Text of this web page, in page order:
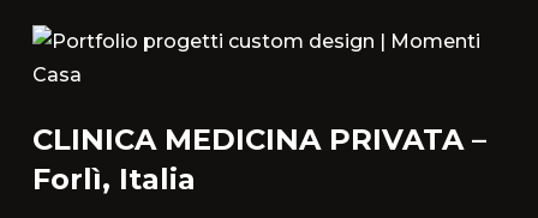
CLINICA MEDICINA PRIVATA –
Forlì, Italia